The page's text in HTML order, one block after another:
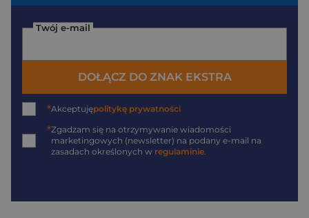
Twój e-mail
DOŁĄCZ DO ZNAK EKSTRA
*Akceptujępolitykę prywatności
*Zgadzam się na otrzymywanie wiadomości
marketingowych (newsletter) na podany e-mail na
zasadach określonych w regulaminie